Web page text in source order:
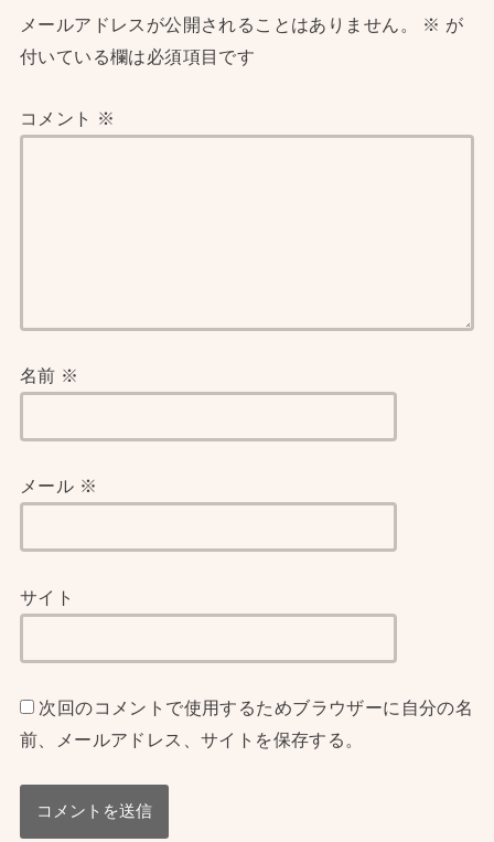
メールアドレスが公開されることはありません。 ※ が
付いている欄は必須項目です
コメント ※
名前 ※
メール ※
サイト
次回のコメントで使用するためブラウザーに自分の名
前、メールアドレス、サイトを保存する。